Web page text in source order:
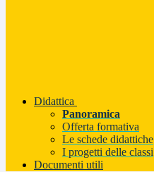
Didattica
Panoramica
Offerta formativa
Le schede didattiche
I progetti delle classi
Documenti utili